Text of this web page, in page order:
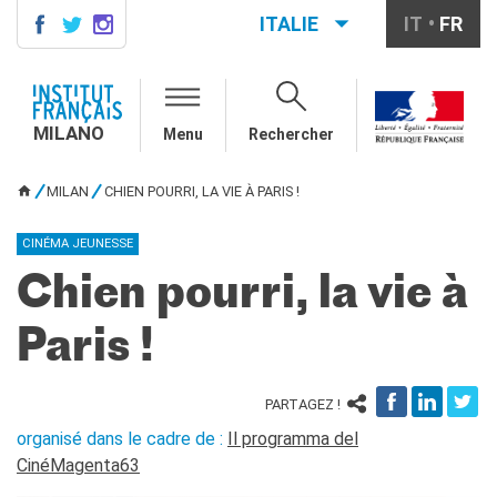
AGENDA
CONTACTS
Cours intensifs mensuels de
français
Cours collectifs enfants et
adolescents
Ateliers thématiques
Cours de préparation
ITALIE IT FR
MILANO Menu Rechercher
MILAN CHIEN POURRI, LA VIE À PARIS !
CINÉMA JEUNESSE
Chien pourri, la vie à
Paris !
PARTAGEZ !
organisé dans le cadre de : Il programma del
CinéMagenta63